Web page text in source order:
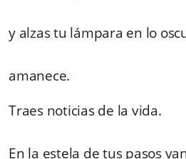
y alzas tu lámpara en lo
amanece.
Traes noticias de la vida.
En la estela de tus pasos